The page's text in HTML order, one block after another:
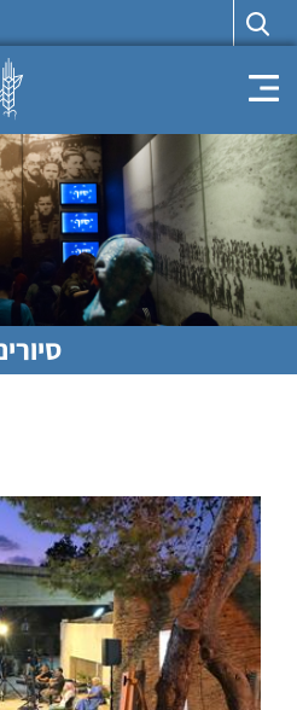
Toggle navigation